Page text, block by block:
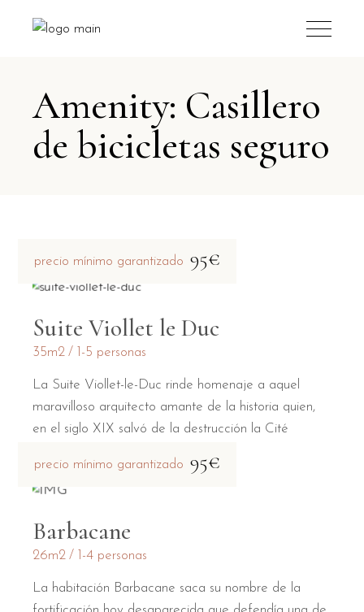
Amenity: Casillero
de bicicletas seguro
precio mínimo garantizado 95€
Suite Viollet le Duc
35m2 1-5 personas
La Suite Viollet-le-Duc rinde homenaje a aquel
maravilloso arquitecto amante de la historia quien,
en el siglo XIX salvó de la destrucción la Cité
precio mínimo garantizado 95€
Barbacane
26m2 1-4 personas
La habitación Barbacane saca su nombre de la